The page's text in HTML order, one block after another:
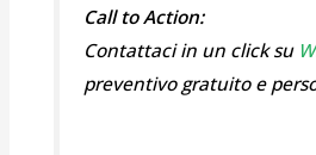
Call to Action:
Contattaci in un click su
preventivo gratuito e